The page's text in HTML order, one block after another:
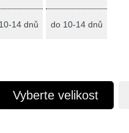
14 dnů do 10-14 dnů
Vyberte velikost